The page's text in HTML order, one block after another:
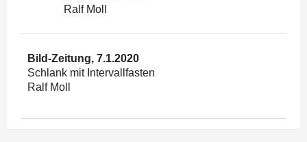
Ralf Moll
Bild-Zeitung, 7.1.2020
Schlank mit Intervallfasten
Ralf Moll